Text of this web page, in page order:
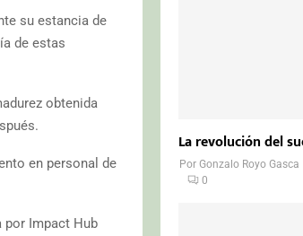
su estancia de
de estas
obtenida
en personal de
por Impact Hub
La revolución del
PorGonzalo Royo Gasca
0